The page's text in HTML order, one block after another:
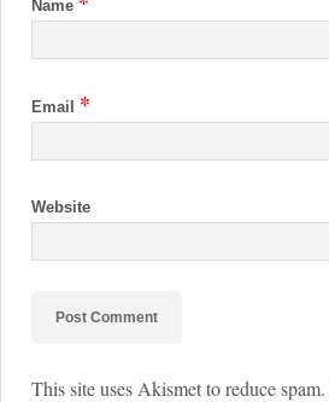
Name
Email *
Website
This site uses Akismet to reduce spam.